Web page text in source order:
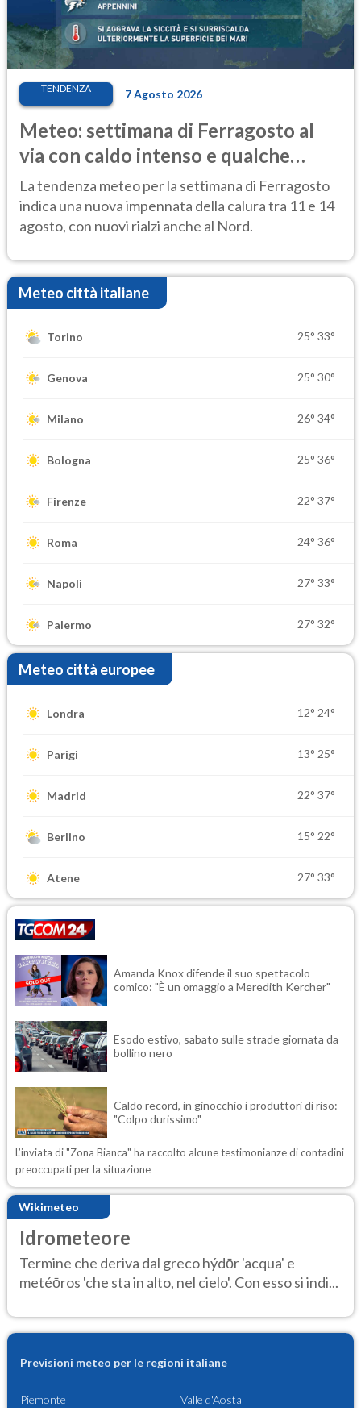
TENDENZA 7 Agosto 2026
Meteo: settimana di Ferragosto al
via con caldo intenso e qualche
temporale
La tendenza meteo per la settimana di Ferragosto
indica una nuova impennata della calura tra 11 e 14
agosto, con nuovi rialzi anche al Nord.
Meteo città italiane
Torino 25° 33°
Genova 25° 30°
Milano 26° 34°
Bologna 25° 36°
Firenze 22° 37°
Roma 24° 36°
Napoli 27° 33°
Palermo 27° 32°
Meteo città europee
Londra 12° 24°
Parigi 13° 25°
Madrid 22° 37°
Berlino 15° 22°
Atene 27° 33°
Amanda Knox difende il suo spettacolo
comico: "È un omaggio a Meredith Kercher"
Esodo estivo, sabato sulle strade giornata da
bollino nero
Caldo record, in ginocchio i produttori di riso:
"Colpo durissimo"
L’inviata di "Zona Bianca" ha raccolto alcune testimonianze di contadini
preoccupati per la situazione
Wikimeteo
Idrometeore
Termine che deriva dal greco hýdōr 'acqua' e
metéōros 'che sta in alto, nel cielo'. Con esso si indi...
Previsioni meteo per le regioni italiane
Piemonte Valle d'Aosta